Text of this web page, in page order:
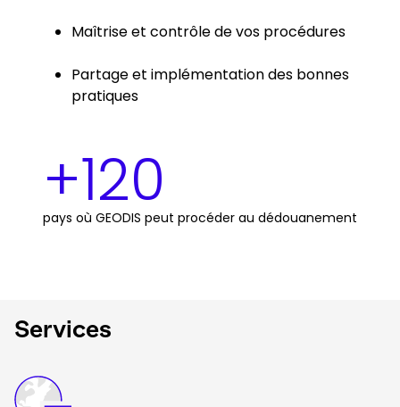
Maîtrise et contrôle de vos procédures​
Partage et implémentation des bonnes
pratiques ​
+120
pays où GEODIS peut procéder au dédouanement
Services
Keepeek